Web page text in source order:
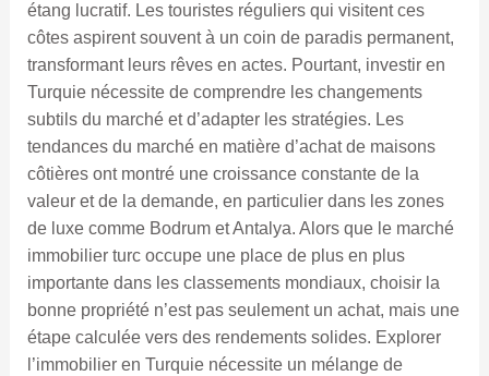
étang lucratif. Les touristes réguliers qui visitent ces
côtes aspirent souvent à un coin de paradis permanent,
transformant leurs rêves en actes. Pourtant, investir en
Turquie nécessite de comprendre les changements
subtils du marché et d’adapter les stratégies. Les
tendances du marché en matière d’achat de maisons
côtières ont montré une croissance constante de la
valeur et de la demande, en particulier dans les zones
de luxe comme Bodrum et Antalya. Alors que le marché
immobilier turc occupe une place de plus en plus
importante dans les classements mondiaux, choisir la
bonne propriété n’est pas seulement un achat, mais une
étape calculée vers des rendements solides. Explorer
l’immobilier en Turquie nécessite un mélange de